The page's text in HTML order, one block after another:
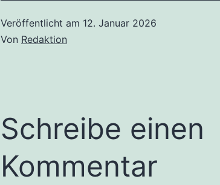
Veröffentlicht am 12. Januar 2026
Von Redaktion
Schreibe einen
Kommentar